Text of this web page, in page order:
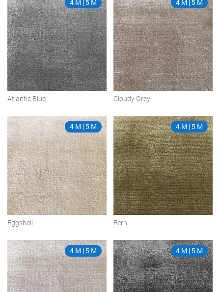
4 M | 5 M
Atlantic Blue
4 M | 5 M
Cloudy Grey
4 M | 5 M
Eggshell
4 M | 5 M
Fern
4 M | 5 M 4 M | 5 M